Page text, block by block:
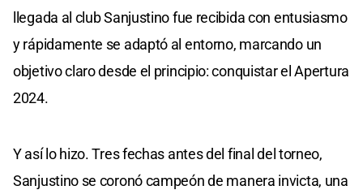
llegada al club Sanjustino fue recibida con entusiasmo
y rápidamente se adaptó al entorno, marcando un
objetivo claro desde el principio: conquistar el Apertura
2024.
Y así lo hizo. Tres fechas antes del final del torneo,
Sanjustino se coronó campeón de manera invicta, una